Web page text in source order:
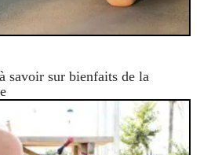
savoir sur bienfaits de la